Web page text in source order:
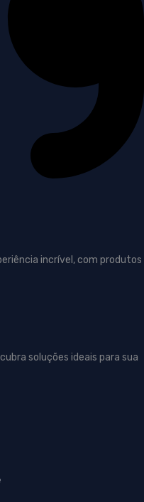
incrível, com produtos
soluções ideais para sua